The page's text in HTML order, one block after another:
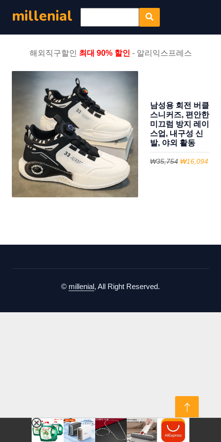
millenial
해외직구할인 최대 90% 할인 - 알리익스프레스
남성용 회전 버클
스니커즈, 편안한
미끄럼 방지 레이
스업, 내구성 신
발, 야외 활동
₩35,754 ₩16,094
© millenial, All Right Reserved.